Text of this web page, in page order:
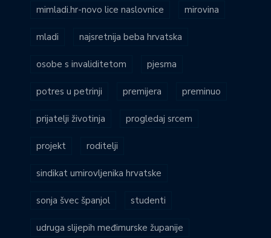
mimladi.hr-novo lice naslovnice mirovina
mladi najsretnija beba hrvatska
osobe s invaliditetom pjesma
potres u petrinji premijera preminuo
prijatelji životinja progledaj srcem
projekt roditelji
sindikat umirovljenika hrvatske
sonja švec španjol studenti
udruga slijepih međimurske županije